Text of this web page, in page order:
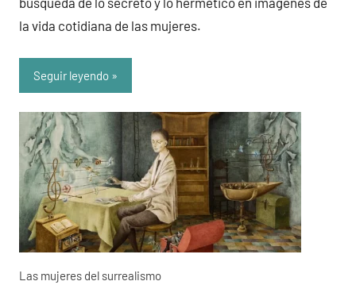
la vida cotidiana de las mujeres.
Seguir leyendo
Las mujeres del surrealismo